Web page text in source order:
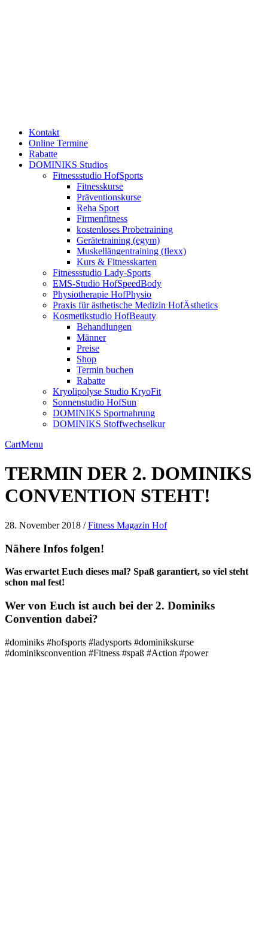
Kontakt
Online Termine
Rabatte
DOMINIKS Studios
Fitnessstudio HofSports
Fitnesskurse
Präventionskurse
Reha Sport
Firmenfitness
kostenloses Probetraining
Gerätetraining (egym)
Muskellängentraining (flexx)
Kurs & Fitnesskarten
Fitnessstudio Lady-Sports
EMS-Studio HofSpeedBody
Physiotherapie HofPhysio
Praxis für ästhetische Medizin HofÄsthetics
Kosmetikstudio HofBeauty
Behandlungen
Männer
Preise
Shop
Termin buchen
Rabatte
Kryolipolyse Studio KryoFit
Sonnenstudio HofSun
DOMINIKS Sportnahrung
DOMINIKS Stoffwechselkur
CartMenu
TERMIN DER 2. DOMINIKS
CONVENTION STEHT!
28. November 2018 /Fitness Magazin Hof
Nähere Infos folgen!
Was erwartet Euch dieses mal? Spaß garantiert, so viel steht
schon mal fest!
Wer von Euch ist auch bei der 2. Dominiks
Convention dabei?
#dominiks #hofsports #ladysports #dominikskurse
#dominiksconvention #Fitness #spaß #Action #power